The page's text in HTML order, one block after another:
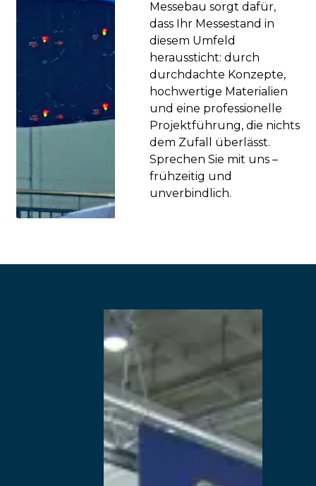
Messebau sorgt dafür,
dass Ihr Messestand in
diesem Umfeld
heraussticht: durch
durchdachte Konzepte,
hochwertige Materialien
und eine professionelle
Projektführung, die nichts
dem Zufall überlässt.
Sprechen Sie mit uns –
frühzeitig und
unverbindlich.